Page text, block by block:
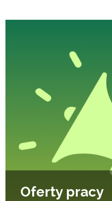
Oferty pracy